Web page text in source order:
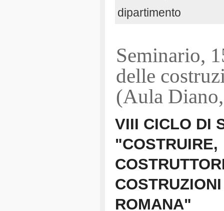
dipartimento
Seminario,
delle
(Aula
VIII CICLO DI
"COSTRUIRE,
COSTRUZIONI
ROMANA"